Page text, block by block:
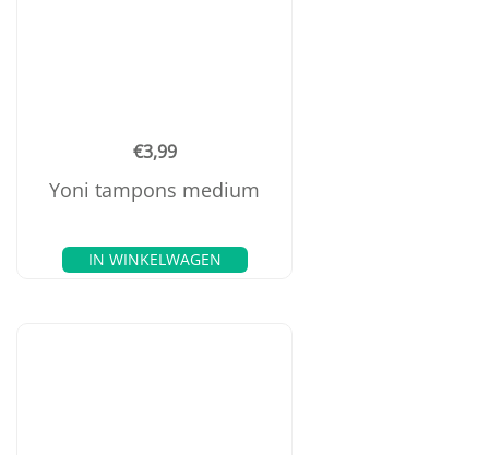
€3,99
Yoni tampons medium
IN WINKELWAGEN